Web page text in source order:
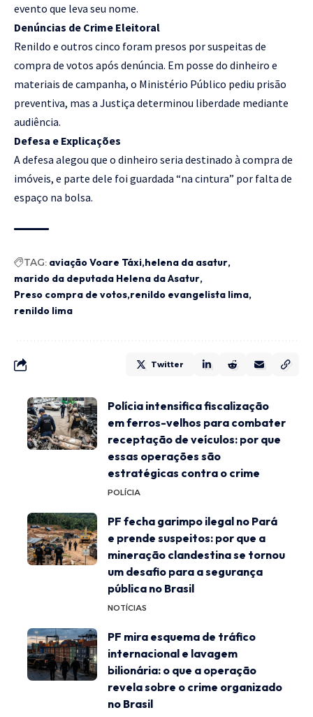
evento que leva seu nome.
Denúncias de Crime Eleitoral
Renildo e outros cinco foram presos por suspeitas de
compra de votos após denúncia. Em posse do dinheiro e
materiais de campanha, o Ministério Público pediu prisão
preventiva, mas a Justiça determinou liberdade mediante
audiência.
Defesa e Explicações
A defesa alegou que o dinheiro seria destinado à compra de
imóveis, e parte dele foi guardada “na cintura” por falta de
espaço na bolsa.
TAG: aviação Voare Táxi helena da asatur
marido da deputada Helena da Asatur
Preso compra de votos renildo evangelista lima
renildo lima
Twitter
Polícia intensifica fiscalização
em ferros-velhos para combater
receptação de veículos: por que
essas operações são
estratégicas contra o crime
POLÍCIA
PF fecha garimpo ilegal no Pará
e prende suspeitos: por que a
mineração clandestina se tornou
um desafio para a segurança
pública no Brasil
NOTÍCIAS
PF mira esquema de tráfico
internacional e lavagem
bilionária: o que a operação
revela sobre o crime organizado
no Brasil